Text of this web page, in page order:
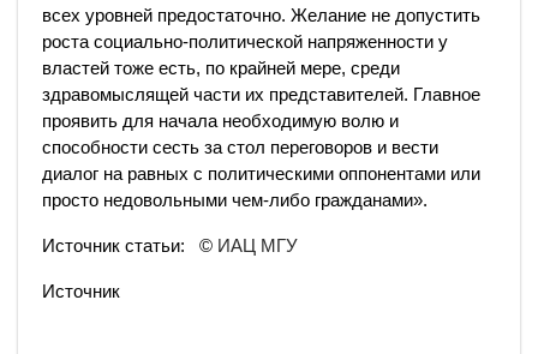
всех уровней предостаточно. Желание не допустить
роста социально-политической напряженности у
властей тоже есть, по крайней мере, среди
здравомыслящей части их представителей. Главное
проявить для начала необходимую волю и
способности сесть за стол переговоров и вести
диалог на равных с политическими оппонентами или
просто недовольными чем-либо гражданами».
Источник статьи: © ИАЦ МГУ
Источник